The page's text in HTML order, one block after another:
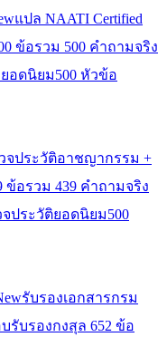
แปล NAATI Certified
ข้อรวม 500 คำถามจริง
อดนิยม500 หัวข้อ
จประวัติอาชญากรรม +
ข้อรวม 439 คำถามจริง
จประวัติยอดนิยม500
รับรองเอกสารกรม
รับรองกงสุล 652 ข้อ